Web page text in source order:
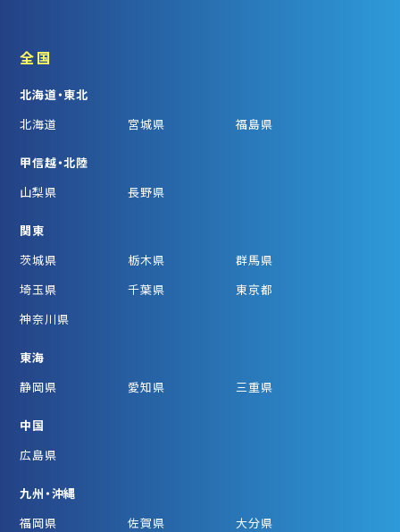
全国
北海道・東北
北海道
宮城県 福島県
甲信越・北陸
山梨県
長野県
関東
茨城県
栃木県
群馬県
埼玉県
千葉県
東京都
神奈川県
東海
静岡県
愛知県 三重県
中国
広島県
九州・沖縄
福岡県
佐賀県 大分県